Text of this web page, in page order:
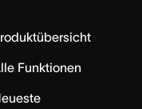
Funktionen